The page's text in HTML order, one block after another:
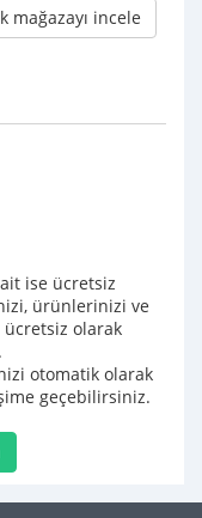
mağazayı incele
ise ücretsiz
ürünlerinizi ve
ücretsiz olarak
otomatik olarak
geçebilirsiniz.